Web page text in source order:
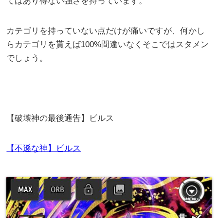
カテゴリを持っていない点だけが痛いですが、何かし
らカテゴリを貰えば100%間違いなくそこではスタメン
でしょう。
【破壊神の最後通告】ビルス
【不遜な神】ビルス